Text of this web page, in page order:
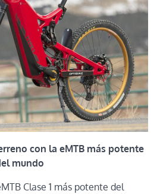
con la eMTB más potente
mundo
Clase 1 más potente del